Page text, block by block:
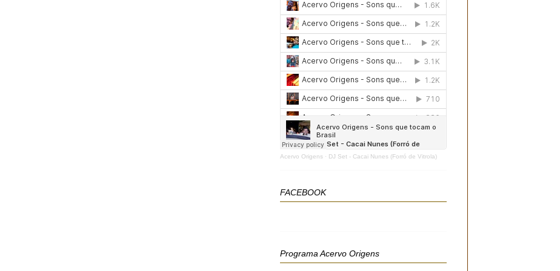
Acervo Origens · DJ Set - Cacai Nunes (Forró de Vitrola)
FACEBOOK
Programa Acervo Origens